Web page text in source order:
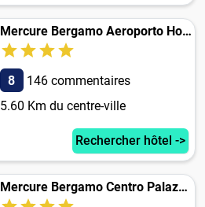
Mercure Bergamo Aeroporto Hotel
8
146 commentaires
5.60 Km du centre-ville
Rechercher hôtel ->
Mercure Bergamo Centro Palazzo Dolci